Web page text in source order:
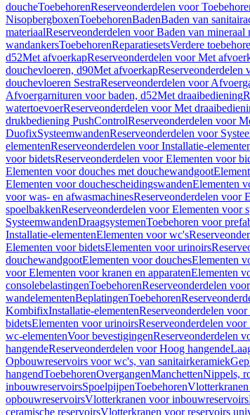
doucheToebehorenReserveonderdelen voor
NisopbergboxenToebehorenBadenBaden van
materiaalReserveonderdelen voor Baden van mineraal
wandankersToebehorenReparatiesetsVerdere
d52Met afvoerkapReserveonderdelen voor Met
douchevloeren, d90Met afvoerkapReserveonderdelen
douchevloeren SestraReserveonderdelen voor
Afvoergarnituren voor baden, d52Met draaibediening
watertoevoerReserveonderdelen voor Met
drukbediening PushControlReserveonderdelen voor
DuofixSysteemwandenReserveonderdelen voor
elementenReserveonderdelen voor Installatie-
voor bidetsReserveonderdelen voor Elementen voor
Elementen voor douches met douchewandgoot
Elementen voor douchescheidingswandenElementen
voor was- en afwasmachinesReserveonderdelen voor
spoelbakkenReserveonderdelen voor Elementen voor
SysteemwandenDraagsystemenToebehoren voor
Installatie-elementenElementen voor wc's
Elementen voor bidetsElementen voor urinoirs
douchewandgootElementen voor douchesElementen
voor Elementen voor kranen en apparatenElementen
consolebelastingenToebehorenReserveonderdelen
wandelementenBeplatingenToebehoren
KombifixInstallatie-elementenReserveonderdelen
bidetsElementen voor urinoirsReserveonderdelen
wc-elementenVoor bevestigingenReserveonderdelen
hangendeReserveonderdelen voor Hoog hangende
Opbouwreservoirs voor wc's, van sanitairkeramiek
hangendToebehorenOvergangenManchettenNippels,
inbouwreservoirsSpoelpijpenToebehoren
opbouwreservoirsVlotterkranen voor inbouwreservoirs
ceramische reservoirsVlotterkranen voor reservoirs